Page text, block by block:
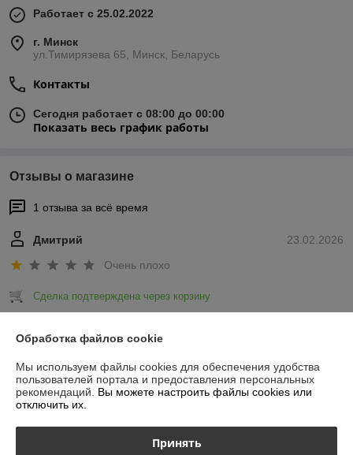
Работает с 25.02.2022
г. Минск
ул.Тимирязева 65, Минск, Беларусь
Контакты
Сегодня работает с 08:00 до 00:00
Показать весь график работы
Отзывы о магазине
1 отзыва за всё время
23.02.2026
Дмитрий
Очень плохо
Сделка подтверждена через корзину
Показать все отзывы
О нас
Контакты
Обработка файлов cookie
Мы используем файлы cookies для обеспечения удобства
пользователей портала и предоставления персональных
рекомендаций. Вы можете настроить файлы cookies или
отключить их.
Принять